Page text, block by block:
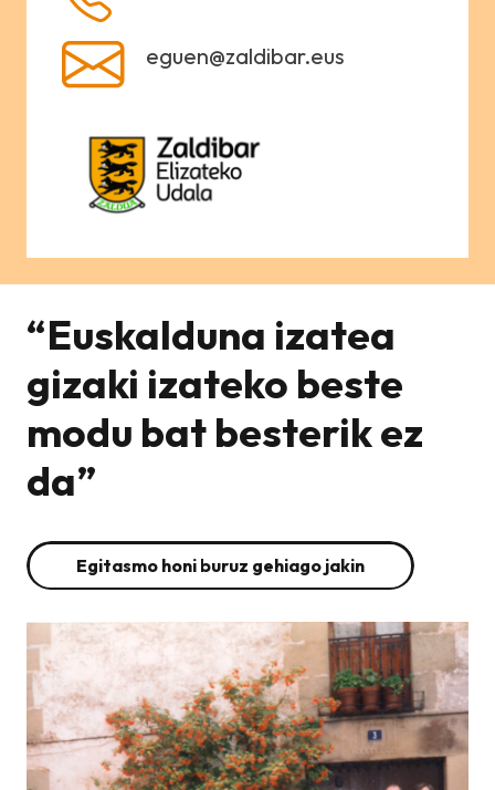
eguen@zaldibar.eus
“Euskalduna izatea
gizaki izateko beste
modu bat besterik ez
da”
Egitasmo honi buruz gehiago jakin